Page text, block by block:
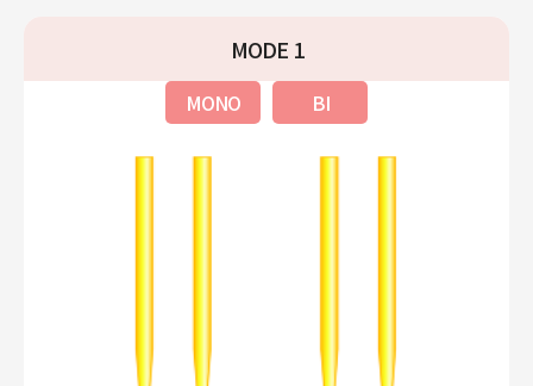
MODE 1
MONO BI